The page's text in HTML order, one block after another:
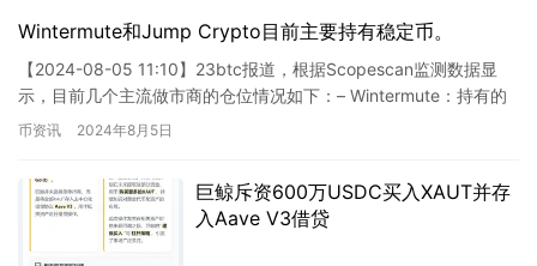
Wintermute和Jump Crypto目前主要持有稳定币。
【2024-08-05 11:10】23btc报道，根据Scopescan监测数据显
示，目前几个主流做市商的仓位情况如下：– Wintermute：持有的
资产包括USD…
币资讯 2024年8月5日
巨鲸斥资600万USDC买入XAUT并存
入Aave V3借贷